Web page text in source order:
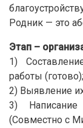
Родник — это
Этап –
1)
работы (готово);
2) Выявление
3) Написание
(Совместно с